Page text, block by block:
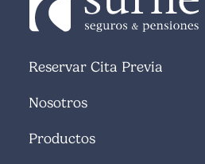
Reservar Cita Previa
Nosotros
Productos